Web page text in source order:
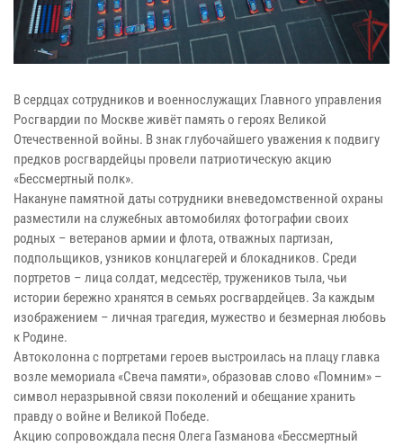
В сердцах сотрудников и военнослужащих Главного управления
Росгвардии по Москве живёт память о героях Великой
Отечественной войны. В знак глубочайшего уважения к подвигу
предков росгвардейцы провели патриотическую акцию
«Бессмертный полк».
Накануне памятной даты сотрудники вневедомственной охраны
разместили на служебных автомобилях фотографии своих
родных – ветеранов армии и флота, отважных партизан,
подпольщиков, узников концлагерей и блокадников. Среди
портретов – лица солдат, медсестёр, тружеников тыла, чьи
истории бережно хранятся в семьях росгвардейцев. За каждым
изображением – личная трагедия, мужество и безмерная любовь
к Родине.
Автоколонна с портретами героев выстроилась на плацу главка
возле мемориала «Свеча памяти», образовав слово «Помним» –
символ неразрывной связи поколений и обещание хранить
правду о войне и Великой Победе.
Акцию сопровождала песня Олега Газманова «Бессмертный